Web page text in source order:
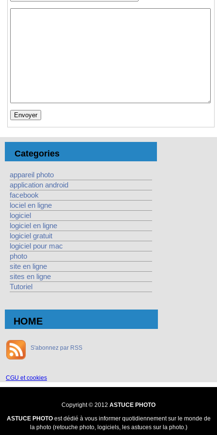
Categories
appareil photo
application android
facebook
lociel en ligne
logiciel
logiciel en ligne
logiciel gratuit
logiciel pour mac
photo
site en ligne
sites en ligne
Tutoriel
HOME
S'abonnez par RSS
CGU et cookies
Copyright © 2012 ASTUCE PHOTO
ASTUCE PHOTOest dédié à vous informer quotidiennement sur le monde de
la photo (retouche photo, logiciels, les astuces sur la photo.)